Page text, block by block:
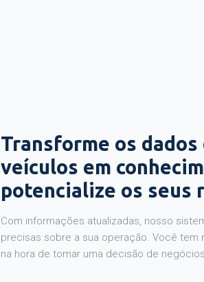
Transforme os dados
veículos em
potencialize os seus
Com informações atualizadas, nosso
precisas sobre a sua operação. Você tem
na hora de tomar uma decisão de negócios.